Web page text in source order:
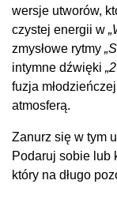
wersje utworów,
czystej energii w
zmysłowe rytmy
intymne dźwięki
fuzja
atmosferą.
Zanurz się w tym
Podaruj sobie lub
który na długo